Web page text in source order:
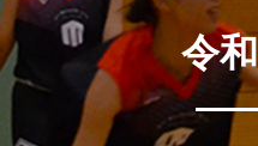
令